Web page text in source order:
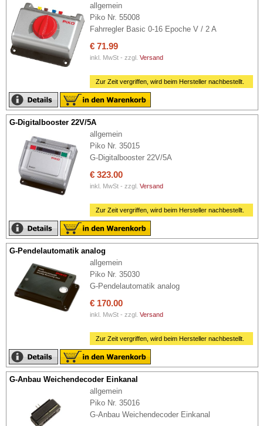
allgemein
Piko Nr. 55008
Fahrregler Basic 0-16 Epoche V / 2 A
€ 71.99
inkl. MwSt - zzgl. Versand
Zur Zeit vergriffen, wird beim Hersteller nachbestellt.
G-Digitalbooster 22V/5A
allgemein
Piko Nr. 35015
G-Digitalbooster 22V/5A
€ 323.00
inkl. MwSt - zzgl. Versand
Zur Zeit vergriffen, wird beim Hersteller nachbestellt.
G-Pendelautomatik analog
allgemein
Piko Nr. 35030
G-Pendelautomatik analog
€ 170.00
inkl. MwSt - zzgl. Versand
Zur Zeit vergriffen, wird beim Hersteller nachbestellt.
G-Anbau Weichendecoder Einkanal
allgemein
Piko Nr. 35016
G-Anbau Weichendecoder Einkanal